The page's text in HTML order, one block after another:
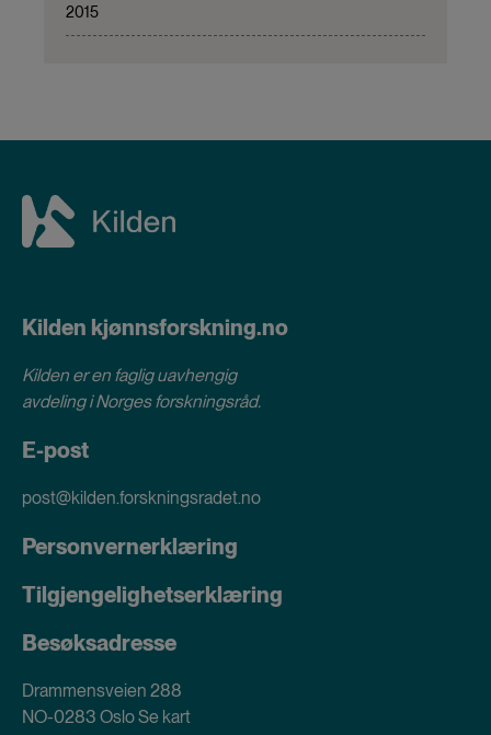
2015
Kilden kjønnsforskning.no
Kilden er en faglig uavhengig
avdeling iNorges forskningsråd.
E-post
post@kilden.forskningsradet.no
Personvernerklæring
Tilgjengelighetserklæring
Besøksadresse
Drammensveien 288
NO-0283 OsloSe kart